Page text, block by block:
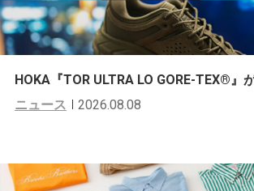
HOKA『TOR ULTRA LO GORE-TEX®︎』
ニュース
2026.08.08